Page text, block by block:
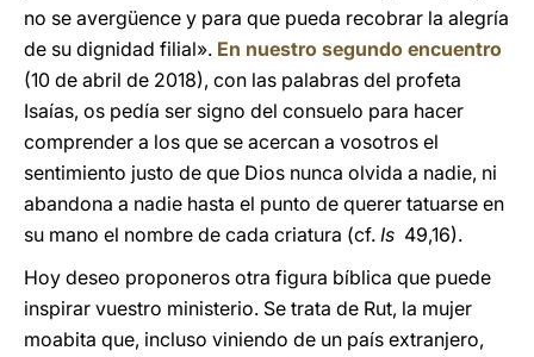
no se avergüence y para que pueda recobrar la alegría
de su dignidad filial». En nuestro segundo encuentro
(10 de abril de 2018), con las palabras del profeta
Isaías, os pedía ser signo del consuelo para hacer
comprender a los que se acercan a vosotros el
sentimiento justo de que Dios nunca olvida a nadie, ni
abandona a nadie hasta el punto de querer tatuarse en
su mano el nombre de cada criatura (cf. Is 49,16).
Hoy deseo proponeros otra figura bíblica que puede
inspirar vuestro ministerio. Se trata de Rut, la mujer
moabita que, incluso viniendo de un país extranjero,